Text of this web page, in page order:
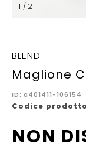
1 / 2
BLEND
Maglione
ID: a401411-106154
Codice
NON